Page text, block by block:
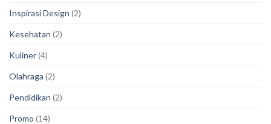
Inspirasi Design (2)
Kesehatan (2)
Kuliner(4)
Olahraga (2)
Pendidikan (2)
Promo (14)